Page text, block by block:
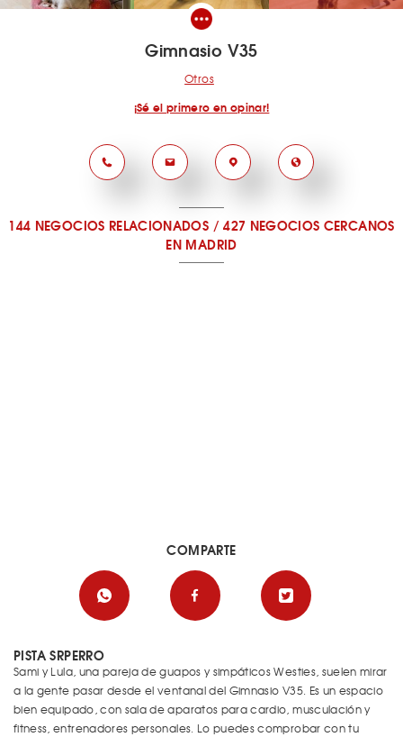
Gimnasio V35
Otros
¡Sé el primero en opinar!
144 NEGOCIOS RELACIONADOS /427 NEGOCIOS CERCANOS
EN MADRID
PISTA SRPERRO
Sami y Lula, una pareja de guapos y simpáticos Westies, suelen mirar
a la gente pasar desde el ventanal del Gimnasio V35. Es un espacio
bien equipado, con sala de aparatos para cardio, musculación y
fitness, entrenadores personales. Lo puedes comprobar con tu
COMPARTE